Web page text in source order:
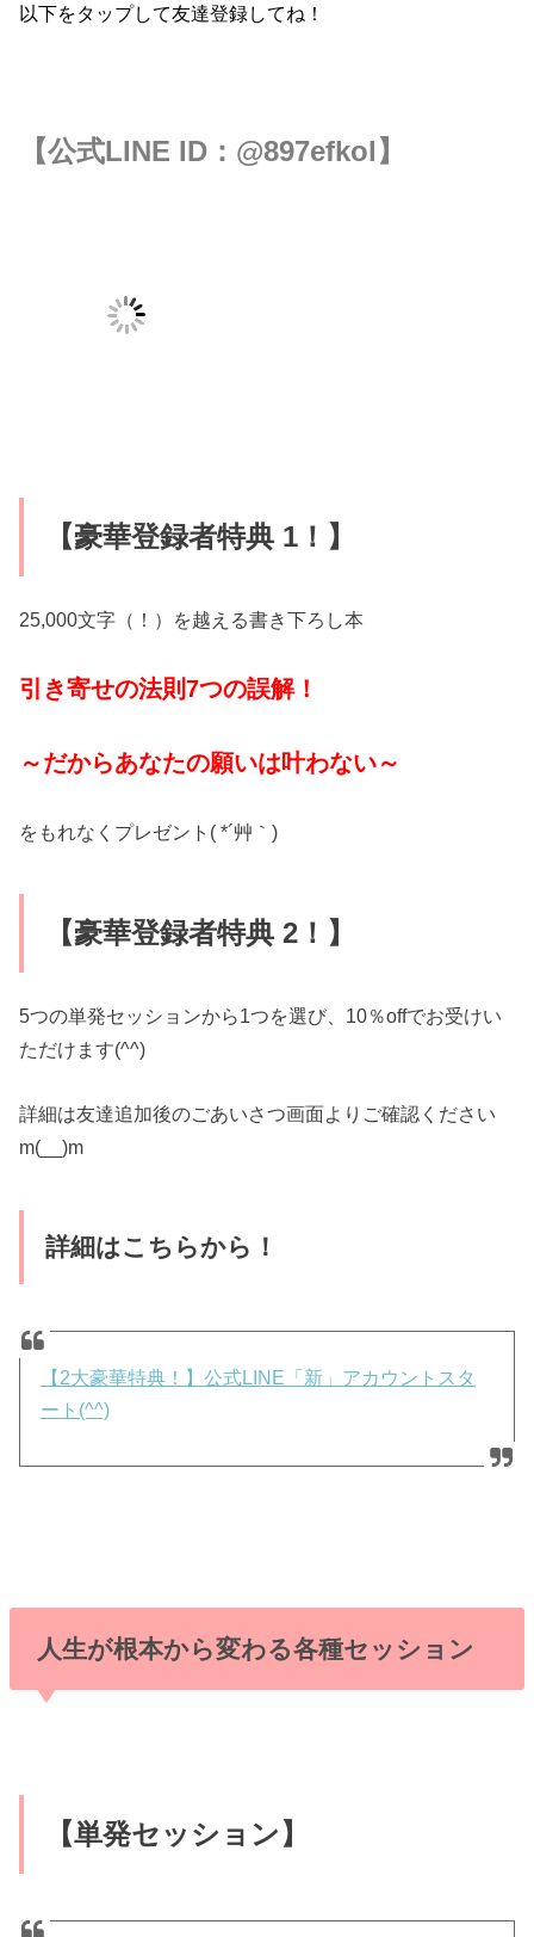
以下をタップして友達登録してね！
【公式LINE ID： @897efkol 】
【豪華登録者特典 1！】
25,000文字（！）を越える書き下ろし本
引き寄せの法則7つの誤解！
～だからあなたの願いは叶わない～
をもれなくプレゼント( *´艸｀)
【豪華登録者特典 2！】
5つの単発セッションから1つを選び、10％offでお受けい
ただけます(^^)
詳細は友達追加後のごあいさつ画面よりご確認ください
m(__)m
詳細はこちらから！
【2大豪華特典！】公式LINE「新」アカウントスタ
ート(^^)
人生が根本から変わる各種セッション
【単発セッション】